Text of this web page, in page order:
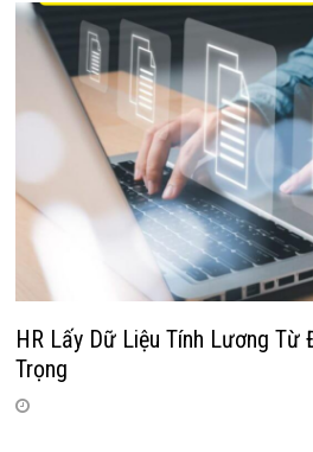
HR Lấy Dữ Liệu Tính Lương Từ
Trọng